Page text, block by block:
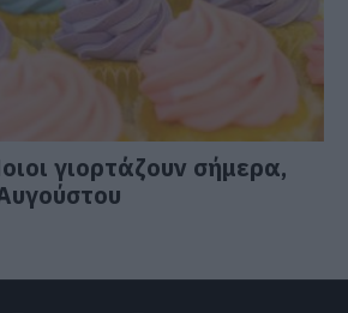
γιορτάζουν σήμερα,